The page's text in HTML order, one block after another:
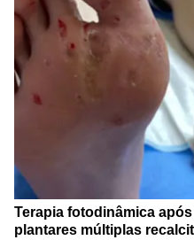
Terapia fotodinâmica
plantares múltiplas